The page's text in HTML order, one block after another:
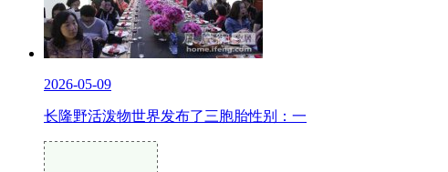
2026-05-09
长隆野活泼物世界发布了三胞胎性别：一